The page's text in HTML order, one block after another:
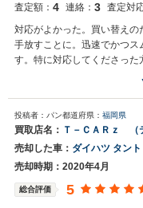
査定額： 4 連絡： 3 査定対
対応がよかった。買い替え
手放すことに。迅速でかつ
す。特に対応してくださっ
まわりの人にもおすすめし
投稿者：パン都道府県： 福岡県
買取店名： Ｔ－ＣＡＲｚ （
売却した車： ダイハツ タント
売却時期：2020年4月
総合評価 5